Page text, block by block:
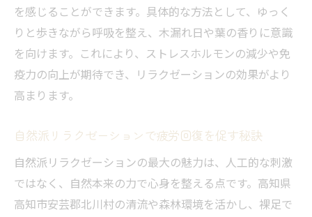
を感じることができます。具体的な方法として、ゆっく
りと歩きながら呼吸を整え、木漏れ日や葉の香りに意識
を向けます。これにより、ストレスホルモンの減少や免
疫力の向上が期待でき、リラクゼーションの効果がより
高まります。
自然派リラクゼーションで疲労回復を促す秘訣
自然派リラクゼーションの最大の魅力は、人工的な刺激
ではなく、自然本来の力で心身を整える点です。高知県
高知市安芸郡北川村の清流や森林環境を活かし、裸足で